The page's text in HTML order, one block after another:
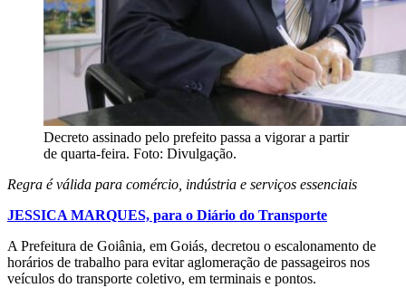
Decreto assinado pelo prefeito passa a vigorar a partir
de quarta-feira. Foto: Divulgação.
Regra é válida para comércio, indústria e serviços essenciais
JESSICA MARQUES, para o Diário do Transporte
A Prefeitura de Goiânia, em Goiás, decretou o escalonamento de
horários de trabalho para evitar aglomeração de passageiros nos
veículos do transporte coletivo, em terminais e pontos.